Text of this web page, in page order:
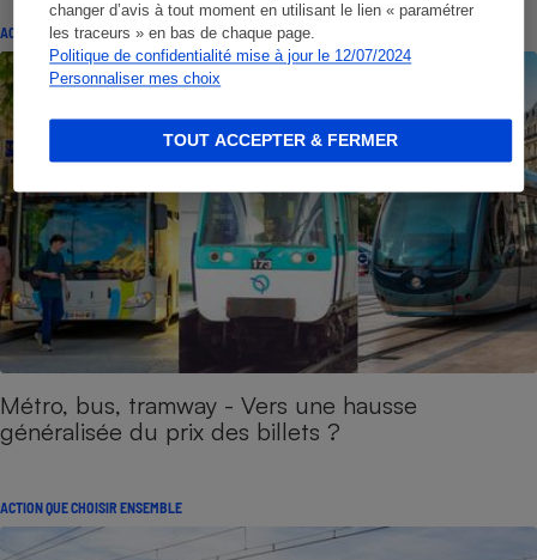
changer d’avis à tout moment en utilisant le lien « paramétrer
les traceurs » en bas de chaque page.
Politique de confidentialité mise à jour le 12/07/2024
Personnaliser mes choix
TOUT ACCEPTER & FERMER
ACTUALITÉ
Métro, bus, tramway - Vers une hausse
généralisée du prix des billets ?
ACTION QUE CHOISIR ENSEMBLE